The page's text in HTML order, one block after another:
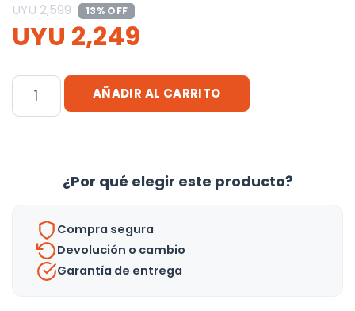
UYU2,599 13% OFF
UYU 2,249
Mancuerna
Pesa
cantidad
AÑADIR AL CARRITO
¿Por qué elegir este producto?
Compra segura
Devolución o cambio
Garantía de entrega